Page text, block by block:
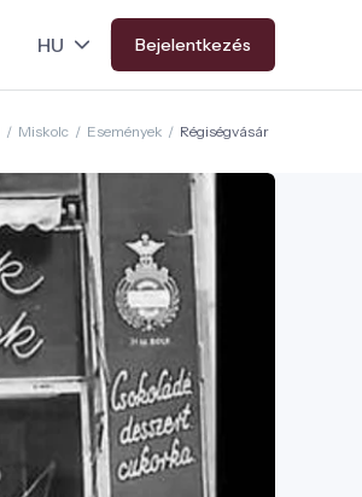
Bejelentkezés
/ Miskolc / Események / Régiségvásár